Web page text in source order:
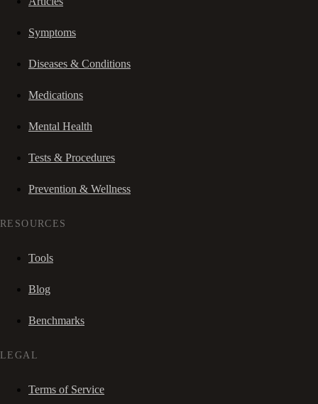
Symptoms
Diseases & Conditions
Medications
Mental Health
Tests & Procedures
Prevention & Wellness
RESOURCES
Tools
Blog
Benchmarks
LEGAL
Terms of Service